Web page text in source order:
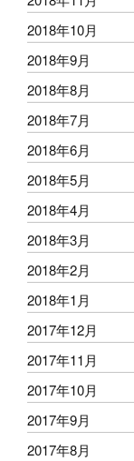
2018年10月
2018年9月
2018年8月
2018年7月
2018年6月
2018年5月
2018年4月
2018年3月
2018年2月
2018年1月
2017年12月
2017年11月
2017年10月
2017年9月
2017年8月